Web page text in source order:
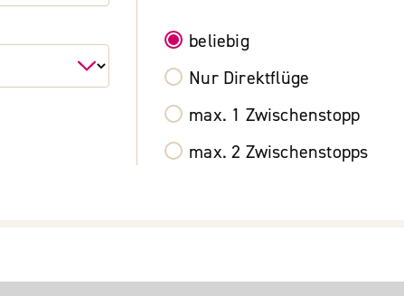
beliebig
Nur Direktflüge
max. 1 Zwischenstopp
max. 2 Zwischenstopps